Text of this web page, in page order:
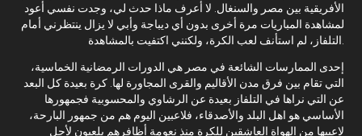
الأفريقية بين مصر والسنغال. لا أعرف ماذا حدث لي، وجدت نفسي أعود
لمشاهدة المباريات مرة أخرى بدون أي ديباجة وأبي لا يزال ينتظرني أمام
التلفاز، لم استأنف لعب الكرة، ولكنني اكتفيت بالمشاهدة.
التي تقام بين فرق مدن الأقاليم والقرى المجاورة لها. كرة بعيدة كل البعد
عن التي نراها في التلفاز بعيدة عن الرشاوي والمحسوبية فجمهورها
الأساسي هو اهل البلد والأصدقاء، فلاعبين اليوم هم من جمهور البارحة،
لاعبيها من الهواة العاشقين للكرة منذ نعومة أظافرهم يلعبون لأجل